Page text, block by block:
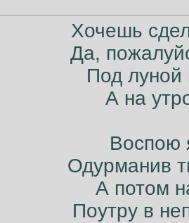
Хочешь
Да,
Под луной
А на
Воспою
Одурманив
А потом
Поутру в